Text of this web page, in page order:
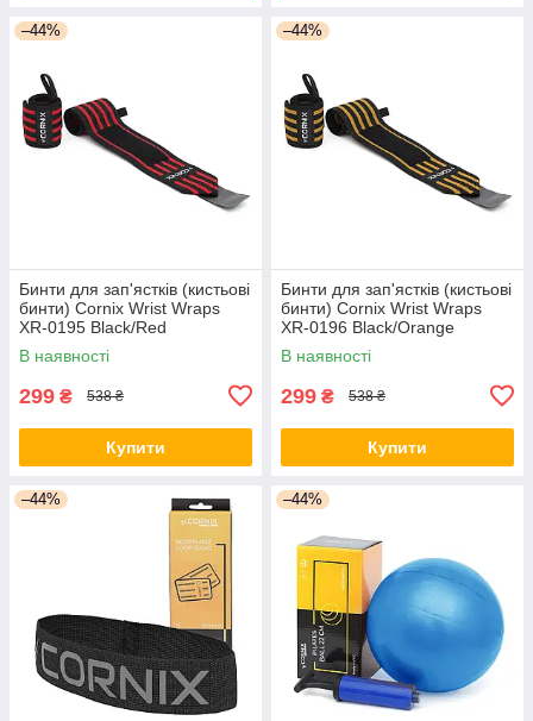
–44%
Бинти для зап'ястків (кистьові
бинти) Cornix Wrist Wraps
XR-0195 Black/Red
В наявності
299 ₴ 538 ₴
Купити
–44%
Бинти для зап'ястків (кистьові
бинти) Cornix Wrist Wraps
XR-0196 Black/Orange
В наявності
299 ₴ 538 ₴
Купити
–44% –44%